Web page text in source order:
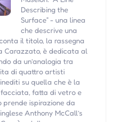
Describing the
Surface” - una linea
che descrive una
il titolo, la rassegna
Carazzato, è dedicata al
da un’analogia tra
di quattro artisti
su quella che è la
facciata, fatta di vetro e
ispirazione da
Anthony McCall’s